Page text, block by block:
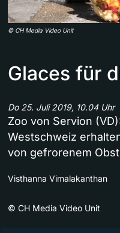
© CH Media Video Unit
Glaces für
Do 25. Juli 2019, 10.04 Uhr
Zoo von Servion
Westschweiz
von gefrorenem
Visthanna Vimalakanthan
© CH Media Video Unit